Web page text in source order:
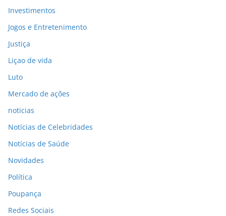
Investimentos
Jogos e Entretenimento
Justiça
Liçao de vida
Luto
Mercado de ações
noticias
Notícias de Celebridades
Notícias de Saúde
Novidades
Política
Poupança
Redes Sociais